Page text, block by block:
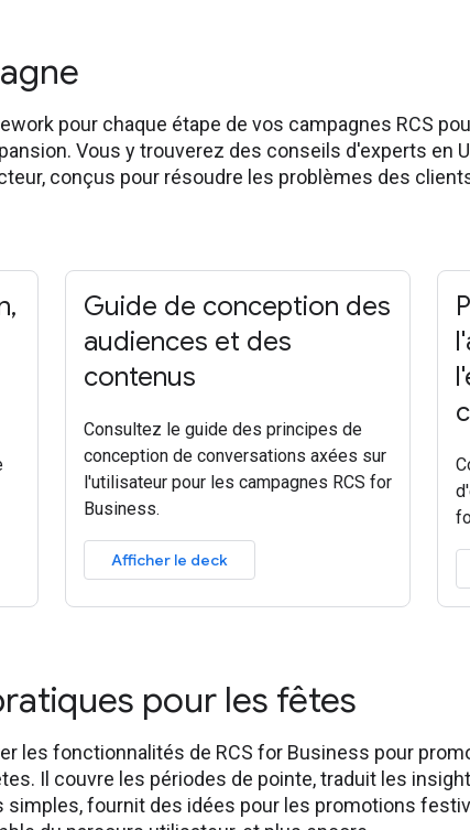
pour chaque étape de vos campagnes RCS
Vous y trouverez des conseils d'experts en
conçus pour résoudre les problèmes des
,
Guide de conception des
audiences et des
contenus
Consultez le guide des principes de
conception de conversations axées sur
l'utilisateur pour les campagnes RCS for
Business.
Afficher le deck
pour les fêtes
les fonctionnalités de RCS for Business pour
Il couvre les périodes de pointe, traduit les
simples, fournit des idées pour les promotions